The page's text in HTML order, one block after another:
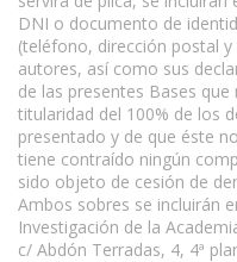
DNI o documento de
(teléfono, dirección postal
autores, así como sus
de las presentes Bases
titularidad del 100% de los
presentado y de que éste
tiene contraído ningún
sido objeto de cesión de
Ambos sobres se incluirán
Investigación de la
c/ Abdón Terradas, 4, 4ª